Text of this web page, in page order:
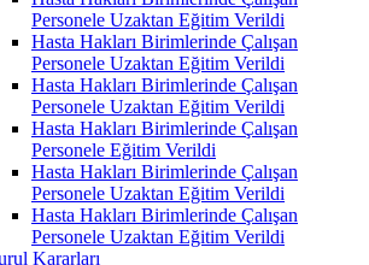
Personele Uzaktan Eğitim Verildi
Hasta Hakları Birimlerinde Çalışan
Personele Uzaktan Eğitim Verildi
Hasta Hakları Birimlerinde Çalışan
Personele Uzaktan Eğitim Verildi
Hasta Hakları Birimlerinde Çalışan
Personele Eğitim Verildi
Hasta Hakları Birimlerinde Çalışan
Personele Uzaktan Eğitim Verildi
Hasta Hakları Birimlerinde Çalışan
Personele Uzaktan Eğitim Verildi
Kararları